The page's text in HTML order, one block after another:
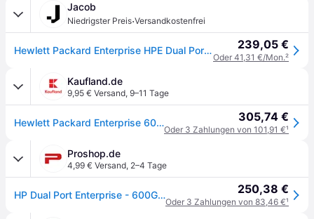
Jacob
Niedrigster Preis·Versandkostenfrei
Hewlett Packard Enterprise HPE Dual Port Enterprise - Festplatte - 600GB - Hot-Swap - 2.5 SFF (6,4 cm SFF) - SAS 6Gb/s - 10000 U/min - für HPE P2000, P2000 G3, Modular Smart Array 1040, 2040, 2040 10Gb, P2000 2,5-in, P2000 G3 (C8S58A) 239,05 €
Oder 41,31 €/Mon.²
Kaufland.de
9,95 € Versand, 9–11 Tage
Hewlett Packard Enterprise 600GB 6G SAS 10K SFF, SAS, Server/Arbeitsstation, 0 - 60 °C, -40 - 65 °C, 5 - 90%, 5 - 90% 305,74 €
Oder 3 Zahlungen von 101,91 €¹
Proshop.de
4,99 € Versand, 2–4 Tage
HP Dual Port Enterprise - 600GB - 600GB - Festplatten - C8S58A - SAS2 - 2.5" 250,38 €
Oder 3 Zahlungen von 83,46 €¹